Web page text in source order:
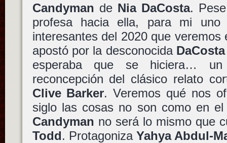
Candyman de Nia DaCosta.
profesa hacia ella, para mi
interesantes del 2020 que
apostó por la desconocida DaCosta
esperaba que se hiciera…
reconcepción del clásico relato
Clive Barker. Veremos qué nos
siglo las cosas no son como en
Candyman no será lo mismo que
Todd. Protagoniza Yahya Abdul-